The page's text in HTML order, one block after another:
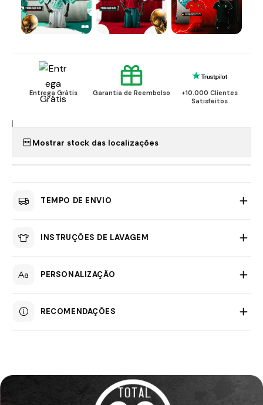
Entrega Grátis Garantia de Reembolso
+10.000 Clientes
Satisfeitos
|
Mostrar stock das localizações
TEMPO DE ENVIO
INSTRUÇÕES DE LAVAGEM
PERSONALIZAÇÃO
RECOMENDAÇÕES